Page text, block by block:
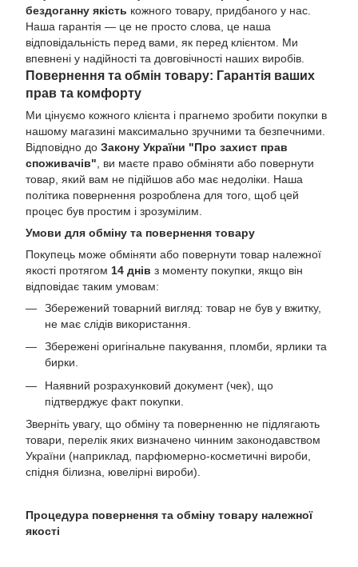
бездоганну якість кожного товару, придбаного у нас.
Наша гарантія — це не просто слова, це наша
відповідальність перед вами, як перед клієнтом. Ми
впевнені у надійності та довговічності наших виробів.
Повернення та обмін товару: Гарантія ваших
прав та комфорту
Ми цінуємо кожного клієнта і прагнемо зробити покупки в
нашому магазині максимально зручними та безпечними.
Відповідно до Закону України "Про захист прав
споживачів" , ви маєте право обміняти або повернути
товар, який вам не підійшов або має недоліки. Наша
політика повернення розроблена для того, щоб цей
процес був простим і зрозумілим.
Умови для обміну та повернення товару
Покупець може обміняти або повернути товар належної
якості протягом 14 днів з моменту покупки, якщо він
відповідає таким умовам:
Збережений товарний вигляд: товар не був у вжитку,
не має слідів використання.
Збережені оригінальне пакування, пломби, ярлики та
бирки.
Наявний розрахунковий документ (чек), що
підтверджує факт покупки.
Зверніть увагу, що обміну та поверненню не підлягають
товари, перелік яких визначено чинним законодавством
України (наприклад, парфюмерно-косметичні вироби,
спідня білизна, ювелірні вироби).
Процедура повернення та обміну товару належної
якості